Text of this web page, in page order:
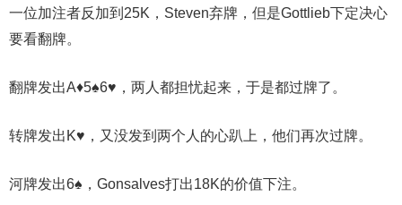
一位加注者反加到25K，Steven弃牌，但是Gottlieb下定决心
要看翻牌。
翻牌发出A♦5♠6♥，两人都担忧起来，于是都过牌了。
转牌发出K♥，又没发到两个人的心趴上，他们再次过牌。
河牌发出6♠，Gonsalves打出18K的价值下注。